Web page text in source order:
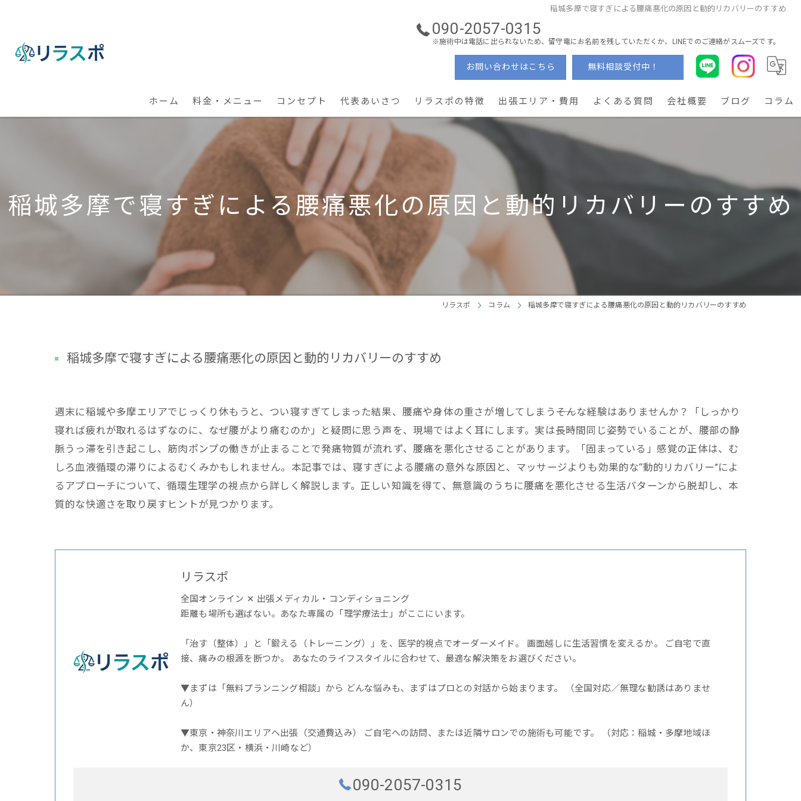
稲城多摩で寝すぎによる腰痛悪化の原因と動的リカバリーのすすめ
090-2057-0315
※施術中は電話に出られないため、留守電にお名前を残していただくか、LINEでのご連絡がスムーズです。
お問い合わせはこちら 無料相談受付中！
ホーム 料金・メニュー
【出張】整体・パーソナルケア
【全国】オンライン・コンディショニング
コンセプト 代表あいさつ リラスポの特徴
理学療法士
産後ケア × 美容姿勢
地域密着
出張エリア・費用 よくある質問 会社概要 ブログ コラム
稲城多摩で寝すぎによる腰痛悪化の原因と動的リカバリーのすすめ
リラスポ コラム 稲城多摩で寝すぎによる腰痛悪化の原因と動的リカバリーのすすめ
稲城多摩で寝すぎによる腰痛悪化の原因と動的リカバリーのすすめ
週末に稲城や多摩エリアでじっくり休もうと、つい寝すぎてしまった結果、腰痛や身体の重さが増してしまう――そんな経験はありませんか？「しっかり
寝れば疲れが取れるはずなのに、なぜ腰がより痛むのか」と疑問に思う声を、現場ではよく耳にします。実は長時間同じ姿勢でいることが、腰部の静
脈うっ滞を引き起こし、筋肉ポンプの働きが止まることで発痛物質が流れず、腰痛を悪化させることがあります。「固まっている」感覚の正体は、む
しろ血液循環の滞りによるむくみかもしれません。本記事では、寝すぎによる腰痛の意外な原因と、マッサージよりも効果的な“動的リカバリー”によ
るアプローチについて、循環生理学の視点から詳しく解説します。正しい知識を得て、無意識のうちに腰痛を悪化させる生活パターンから脱却し、本
質的な快適さを取り戻すヒントが見つかります。
リラスポ
全国オンライン ✕ 出張メディカル・コンディショニング
距離も場所も選ばない。あなた専属の「理学療法士」がここにいます。
「治す（整体）」と「鍛える（トレーニング）」を、医学的視点でオーダーメイド。 画面越しに生活習慣を変えるか。 ご自宅で直
接、痛みの根源を断つか。 あなたのライフスタイルに合わせて、最適な解決策をお選びください。
▼まずは「無料プランニング相談」から どんな悩みも、まずはプロとの対話から始まります。 （全国対応／無理な勧誘はありませ
ん）
▼東京・神奈川エリアへ出張（交通費込み） ご自宅への訪問、または近隣サロンでの施術も可能です。 （対応：稲城・多摩地域ほ
か、東京23区・横浜・川崎など）
090-2057-0315